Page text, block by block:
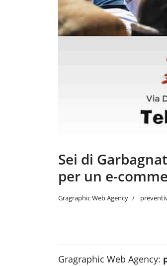
Sei di
per un e-
Gragraphic Web Agency
Gragraphic Web Agency: